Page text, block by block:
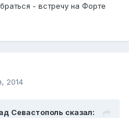
- встречу на Форте
2014
Севастополь сказал: